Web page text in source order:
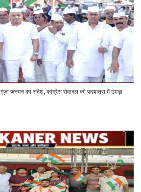
जनमन का संदेश, कांग्रेस सेवादल की पदयात्रा में उमड़ा